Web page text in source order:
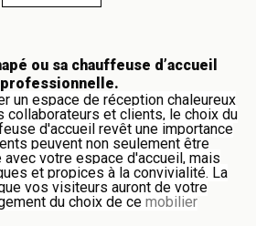
ou sa chauffeuse d’accueil
un espace de réception chaleureux
collaborateurs et clients, le choix du
d'accueil revêt une importance
peuvent non seulement être
votre espace d'accueil, mais
et propices à la convivialité. La
vos visiteurs auront de votre
du choix de ce mobilier